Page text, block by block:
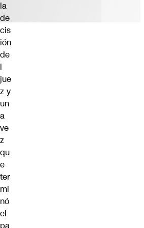
la
de
cis
ión
de
l
jue
z y
un
a
ve
z
qu
e
ter
mi
nó
el
pa